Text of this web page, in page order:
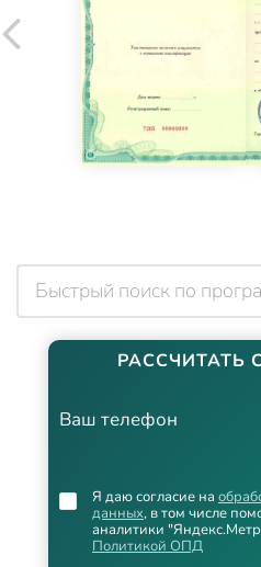
РАССЧИТАТЬ
Ваш телефон
Я даю согласие на
данных, в том числе
аналитики
Политикой ОПД